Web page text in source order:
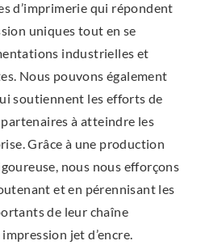
d’imprimerie qui répondent
uniques tout en se
industrielles et
Nous pouvons également
soutiennent les efforts de
à atteindre les
Grâce à une production
nous nous efforçons
et en pérennisant les
de leur chaîne
jet d’encre.